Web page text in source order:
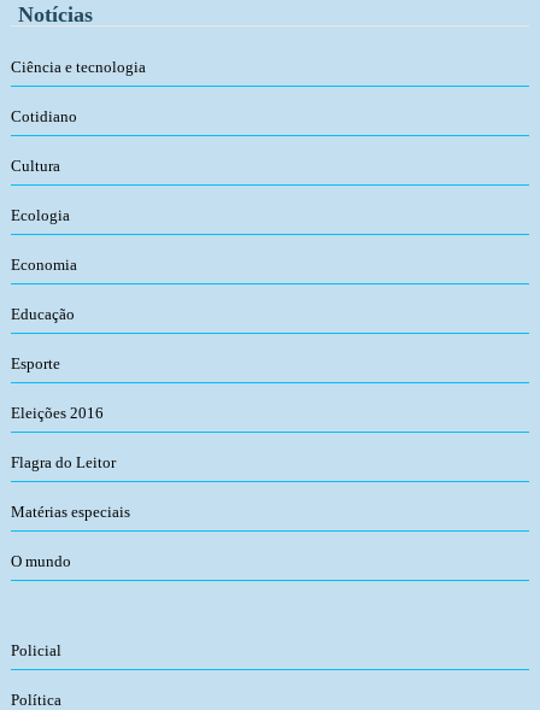
Notícias
Ciência e tecnologia
Cotidiano
Cultura
Ecologia
Economia
Educação
Esporte
Eleições 2016
Flagra do Leitor
Matérias especiais
O mundo
Policial
Política